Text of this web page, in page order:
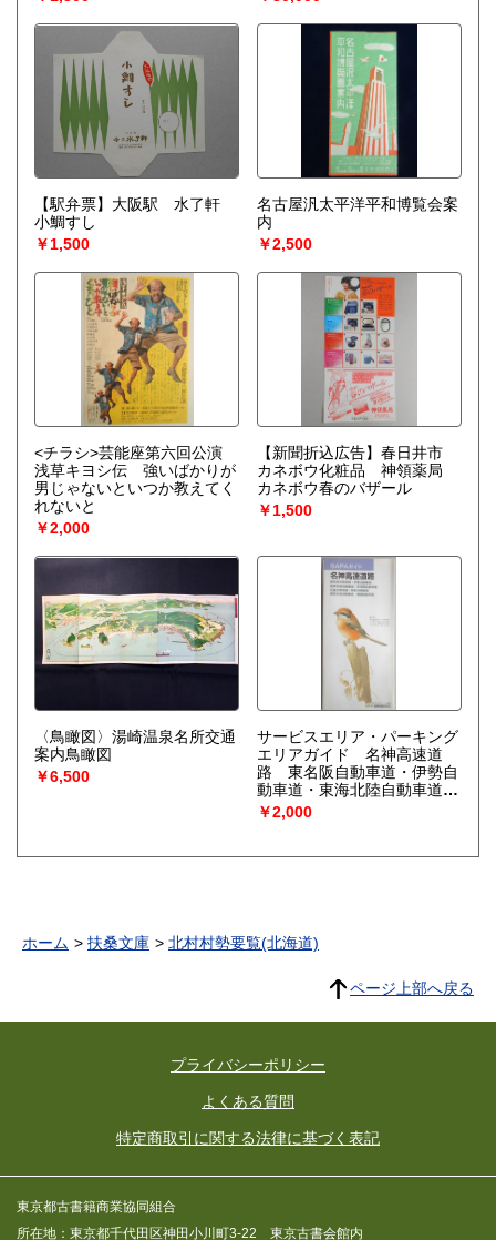
【駅弁票】大阪駅 水了軒
小鯛すし
￥1,500
名古屋汎太平洋平和博覧会案
内
￥2,500
<チラシ>芸能座第六回公演
浅草キヨシ伝 強いばかりが
男じゃないといつか教えてく
れないと
￥2,000
【新聞折込広告】春日井市
カネボウ化粧品 神領薬局
カネボウ春のバザール
￥1,500
〈鳥瞰図〉湯崎温泉名所交通
案内鳥瞰図
￥6,500
サービスエリア・パーキング
エリアガイド 名神高速道
路 東名阪自動車道・伊勢自
動車道・東海北陸自動車道・
西名阪自動車道・近畿自動車
道・阪和自動車道・関西空港
￥2,000
ホーム 扶桑文庫 北村村勢要覧(北海道)
ページ上部へ戻る
プライバシーポリシー
よくある質問
特定商取引に関する法律に基づく表記
東京都古書籍商業協同組合
所在地：東京都千代田区神田小川町3-22 東京古書会館内